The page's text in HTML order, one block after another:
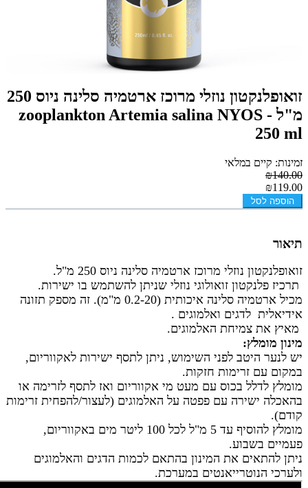
זואופלנקטון נוזלי מרוכז ארטמיה סלינה ניוס 250
מ"ל - zooplankton Artemia salina NYOS
250 ml
זמינות: קיים במלאי
₪140.00
₪119.00
הוספה לסל
תיאור
זואופלנקטון נוזלי מרוכז ארטמיה סלינה ניוס 250 מ"ל.
תרכיז פלנקטון זואולוגי נוזלי שניתן להשתמש בו ישירות.
מכיל ארטמיה סלינה איכותית (0.2-20 מ"מ). זה מספק תזונה
אידיאלית לדגים ואלמוגים .
מאיץ את צמיחת האלמוגים.
מינון מומלץ:
יש לנער היטב לפני השימוש, ניתן לתסף ישירות לאקווריום,
במקום עם זרימות חזקות.
מומלץ לדלל בכוס עם מעט מי אקווריום ואז לתסף לזרימה או
בהאכלה ישירה עם פפטה על האלמוגים (לעצור/להפחית זרימות
קודם).
מומלץ להוסיף עד 5 מ"ל לכל 100 ליטר מים באקווריום,
פעמיים בשבוע.
ניתן להתאים את המינון בהתאם לכמות הדגים והאלמוגים
ולערכי הנוטרייאנטים במערכת.